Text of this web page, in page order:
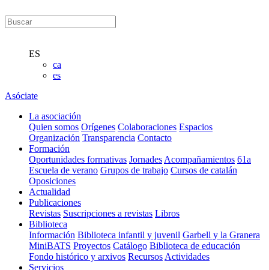
ES
ca
es
Asóciate
La asociación
Quien somos Orígenes Colaboraciones Espacios
Organización Transparencia Contacto
Formación
Oportunidades formativas Jornades Acompañamientos 61a
Escuela de verano Grupos de trabajo Cursos de catalán
Oposiciones
Actualidad
Publicaciones
Revistas Suscripciones a revistas Libros
Biblioteca
Información Biblioteca infantil y juvenil Garbell y la Granera
MiniBATS Proyectos Catálogo Biblioteca de educación
Fondo histórico y arxivos Recursos Actividades
Servicios